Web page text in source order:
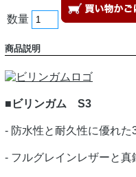
数量
商品説明
■ビリンガム S3
- 防水性と耐久性に優れ
- フルグレインレザーと真